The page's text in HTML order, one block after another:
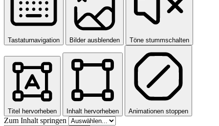
Tastaturnavigation Bilder ausblenden Töne stummschalten
Titel hervorheben Inhalt hervorheben Animationen stoppen
Zum Inhalt springen